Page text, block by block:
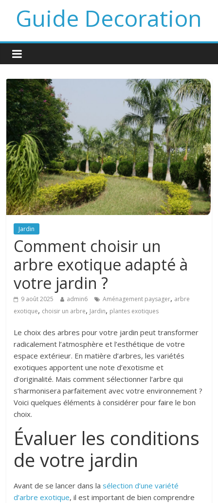
Guide Decoration
Jardin
Comment choisir un
arbre exotique adapté à
votre jardin ?
9 août 2025 admin6 Aménagement paysager, arbre
exotique, choisir un arbre, Jardin, plantes exotiques
Le choix des arbres pour votre jardin peut transformer
radicalement l’atmosphère et l’esthétique de votre
espace extérieur. En matière d’arbres, les variétés
exotiques apportent une note d’exotisme et
d’originalité. Mais comment sélectionner l’arbre qui
s’harmonisera parfaitement avec votre environnement ?
Voici quelques éléments à considérer pour faire le bon
choix.
Évaluer les conditions
de votre jardin
Avant de se lancer dans lasélection d’une variété
d’arbre exotique, il est important de bien comprendre